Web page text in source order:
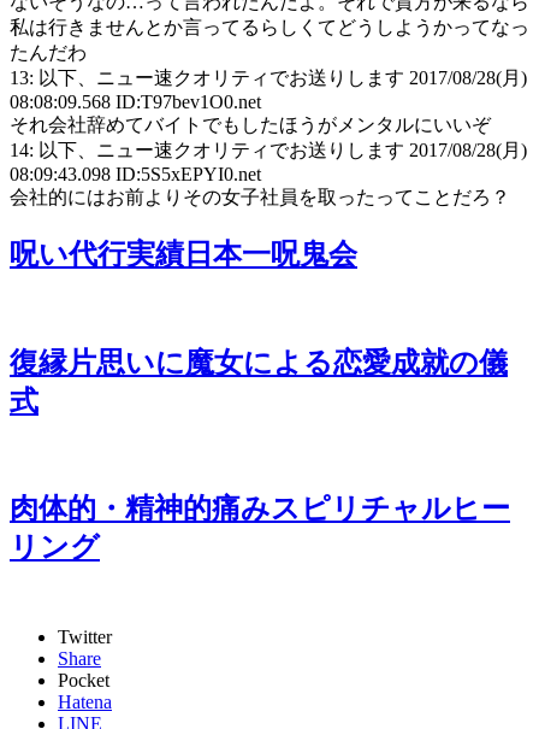
私は行きませんとか言ってるらしくてどうしようかってなっ
たんだわ
13: 以下、ニュー速クオリティでお送りします 2017/08/28(月)
08:08:09.568 ID:T97bev1O0.net
それ会社辞めてバイトでもしたほうがメンタルにいいぞ
14: 以下、ニュー速クオリティでお送りします 2017/08/28(月)
08:09:43.098 ID:5S5xEPYI0.net
会社的にはお前よりその女子社員を取ったってことだろ？
呪い代行実績日本一呪鬼会
復縁片思いに魔女による恋愛成就の儀
式
肉体的・精神的痛みスピリチャルヒー
リング
Twitter
Share
Pocket
Hatena
LINE